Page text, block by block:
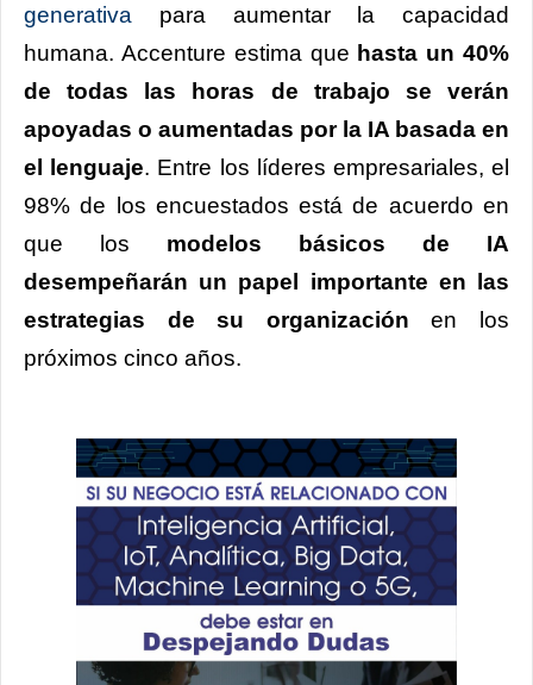
generativa para aumentar la capacidad
humana. Accenture estima que hasta un 40%
de todas las horas de trabajo se verán
apoyadas o aumentadas por la IA basada en
el lenguaje. Entre los líderes empresariales, el
98% de los encuestados está de acuerdo en
que los modelos básicos de IA
desempeñarán un papel importante en las
estrategias de su organización en los
próximos cinco años.